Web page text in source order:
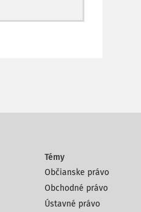
Témy
Občianske právo
Obchodné právo
Ústavné právo